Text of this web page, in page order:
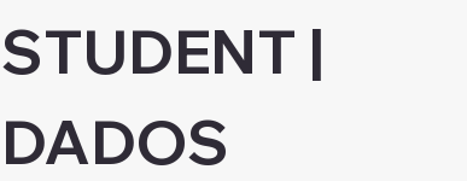
STUDENT |
DADOS